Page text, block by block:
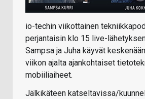
io-techin viikottainen
perjantaisin klo 15 live-
Sampsa ja Juha käyvät
viikon ajalta ajankohtaiset
mobiiliaiheet.
Jälkikäteen katseltavissa/